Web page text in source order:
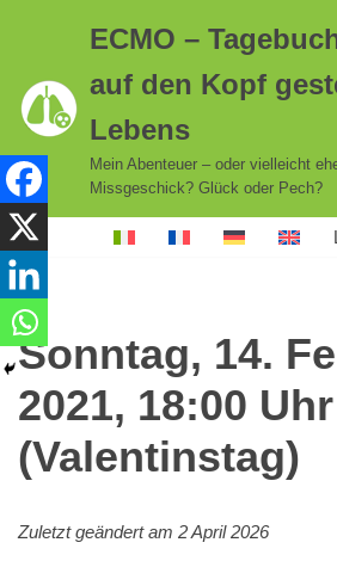
Inhalt
springen
ECMO –
auf den Kopf
Lebens
Mein Abenteuer – oder vielleicht
Missgeschick? Glück oder Pech?
Sonntag, 14.
2021, 18:00 Uhr
(Valentinstag)
Zuletzt geändert am 2 April 2026